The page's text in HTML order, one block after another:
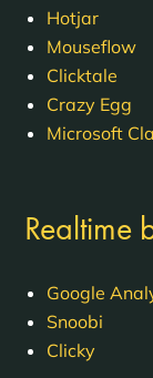
Hotjar
Mouseflow
Clicktale
Crazy Egg
Microsoft
Realtime
Google
Snoobi
Clicky